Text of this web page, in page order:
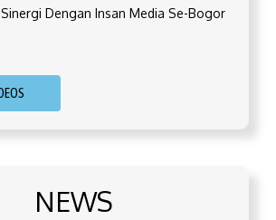
Dengan Insan Media Se-Bogor
NEWS